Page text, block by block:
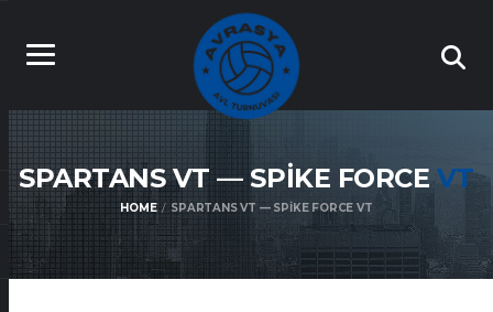
SPARTANS VT — SPIKE FORCE VT
HOME SPARTANS VT — SPIKE FORCE VT